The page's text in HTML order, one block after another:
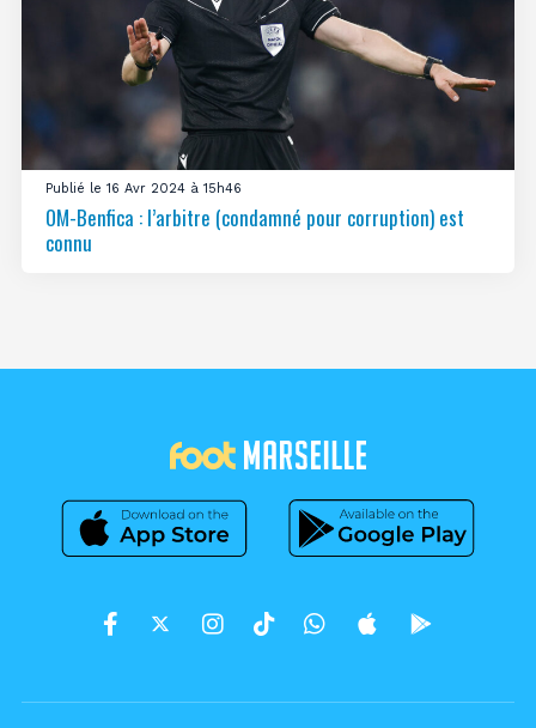
Publié le 16 Avr 2024 à 15h46
OM-Benfica : l’arbitre (condamné pour corruption) est
connu